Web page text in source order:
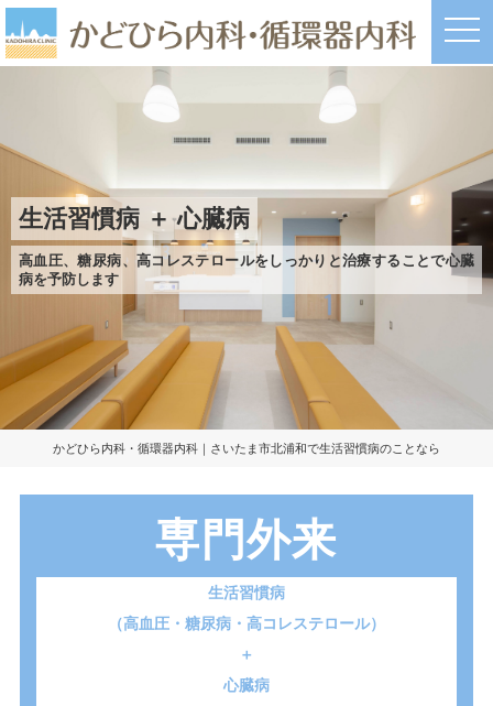
t
o
v
g
t
i
o
n
生活習慣病 ＋ 心臓病
高血圧、糖尿病、高コレステロールをしっかりと治療することで心臓
病を予防します
かどひら内科・循環器内科｜さいたま市北浦和で生活習慣病のことなら
専門外来
生活習慣病
（高血圧・糖尿病・高コレステロール）
＋
心臓病